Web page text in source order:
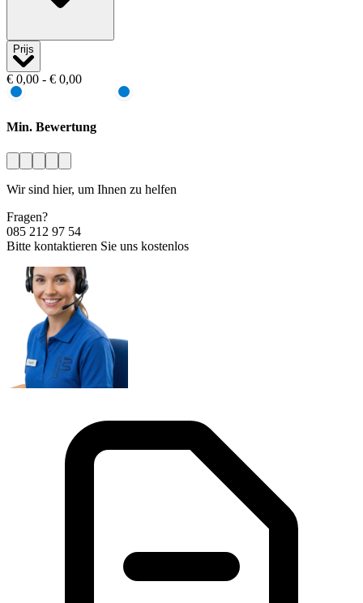
Prijs
€ 0,00 - € 0,00
Min. Bewertung
Wir sind hier, um Ihnen zu helfen
Fragen?
085 212 97 54
Bitte kontaktieren Sie uns kostenlos